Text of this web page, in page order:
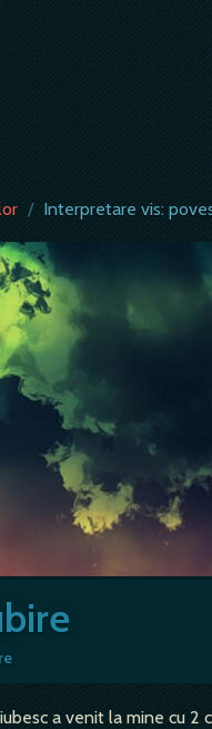
/ Interpretare vis:
a venit la mine cu